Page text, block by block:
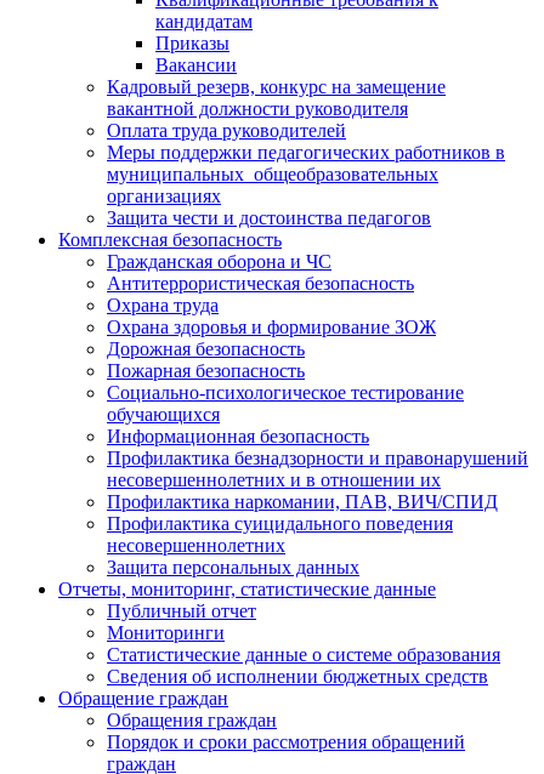
кандидатам
Приказы
Вакансии
Кадровый резерв, конкурс на замещение
вакантной должности руководителя
Оплата труда руководителей
Меры поддержки педагогических работников в
муниципальных общеобразовательных
организациях
Защита чести и достоинства педагогов
Комплексная безопасность
Гражданская оборона и ЧС
Антитеррористическая безопасность
Охрана труда
Охрана здоровья и формирование ЗОЖ
Дорожная безопасность
Пожарная безопасность
Социально-психологическое тестирование
обучающихся
Информационная безопасность
Профилактика безнадзорности и правонарушений
несовершеннолетних и в отношении их
Профилактика наркомании, ПАВ, ВИЧ/СПИД
Профилактика суицидального поведения
несовершеннолетних
Защита персональных данных
Отчеты, мониторинг, статистические данные
Публичный отчет
Мониторинги
Статистические данные о системе образования
Сведения об исполнении бюджетных средств
Обращение граждан
Обращения граждан
Порядок и сроки рассмотрения обращений
граждан